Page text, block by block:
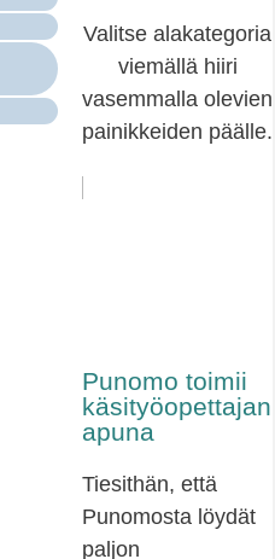
Valitse alakategoria
viemällä hiiri
vasemmalla olevien
painikkeiden päälle.
Punomo toimii
käsityöopettajan
apuna
Tiesithän, että
Punomosta löydät
paljon